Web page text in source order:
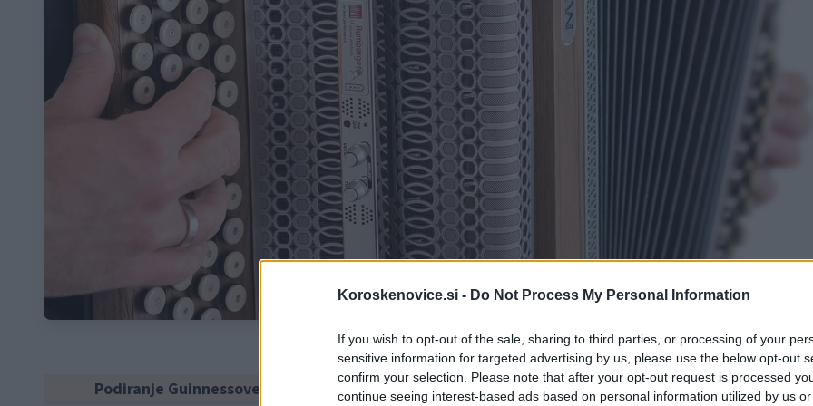
Koroskenovice.si - Do Not Process My Personal Information
If you wish to opt-out of the sale, sharing to third parties, or processing of your
sensitive information for targeted advertising by us, please use the below opt-out
confirm your selection. Please note that after your opt-out request is processed
continue seeing interest-based ads based on personal information utilized by us
Podiranje Guinnessovega svetovnega rekorda v največjem številu harmonikarjev na enem mestu